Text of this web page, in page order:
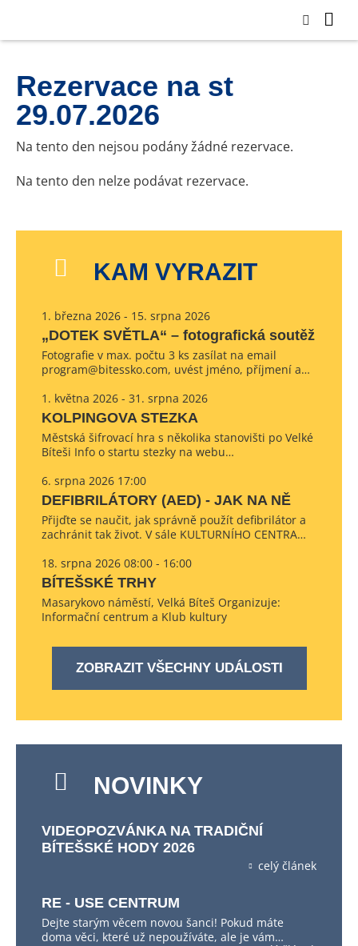
Rezervace na st
29.07.2026
Na tento den nejsou podány žádné rezervace.
Na tento den nelze podávat rezervace.
KAM VYRAZIT
1. března 2026 - 15. srpna 2026
„DOTEK SVĚTLA“ – fotografická soutěž
Fotografie v max. počtu 3 ks zasílat na email
program@bitessko.com, uvést jméno, příjmení a…
1. května 2026 - 31. srpna 2026
KOLPINGOVA STEZKA
Městská šifrovací hra s několika stanovišti po Velké
Bíteši Info o startu stezky na webu…
6. srpna 2026 17:00
DEFIBRILÁTORY (AED) - JAK NA NĚ
Přijďte se naučit, jak správně použít defibrilátor a
zachránit tak život. V sále KULTURNÍHO CENTRA…
18. srpna 2026 08:00 - 16:00
BÍTEŠSKÉ TRHY
Masarykovo náměstí, Velká Bíteš Organizuje:
Informační centrum a Klub kultury
ZOBRAZIT VŠECHNY UDÁLOSTI
NOVINKY
VIDEOPOZVÁNKA NA TRADIČNÍ
BÍTEŠSKÉ HODY 2026
celý článek
RE - USE CENTRUM
Dejte starým věcem novou šanci! Pokud máte
doma věci, které už nepoužíváte, ale je vám…